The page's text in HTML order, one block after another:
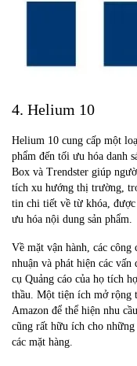
4. Helium 10
Helium 10 cung cấp một
phẩm đến tối ưu hóa danh
Box và Trendster giúp
tích xu hướng thị trường,
tin chi tiết về từ khóa,
ưu hóa nội dung sản phẩm.
Về mặt vận hành, các
nhuận và phát hiện các vấn
cụ Quảng cáo của họ tích
thầu. Một tiện ích mở rộng
Amazon để thể hiện nhu
cũng rất hữu ích cho
các mặt hàng.